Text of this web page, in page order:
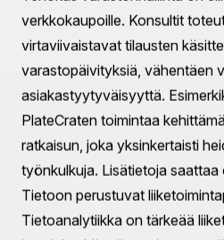
Käyttäjäkokemuksen
asiakasuskollisuuden ja
Shopify-konsultit erikoistuvat
virtaviivaisten navigaatioiden
suunnittelujen kehittämiseen.
käyttäjälähtöisiin
verkkokauppasi voi muuttaa
maksaviksi asiakkaiksi.
kuvastaa tätä, heijastaen